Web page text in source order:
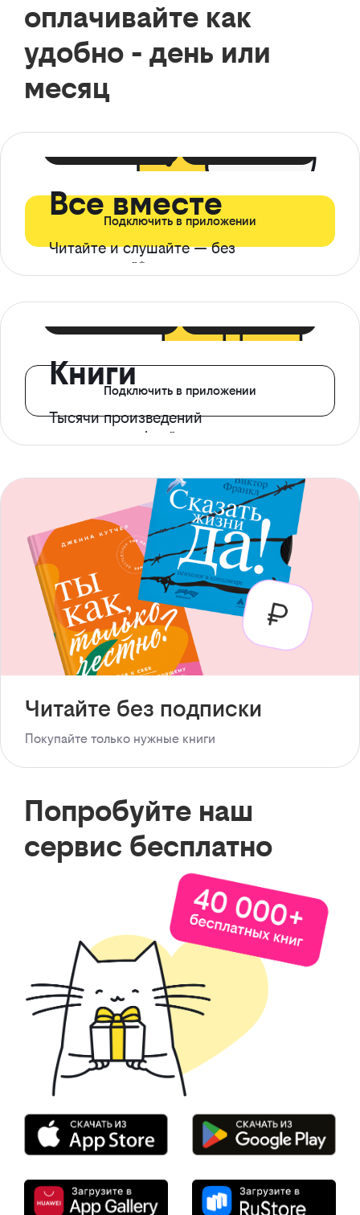
оплачивайте как
удобно - день или
месяц
Все вместе
Читайте и слушайте — без
ограничений*
Подключить в приложении
Книги
Тысячи произведений
с доступом офлайн
Подключить в приложении
Читайте без подписки
Покупайте только нужные книги
Попробуйте наш
сервис бесплатно